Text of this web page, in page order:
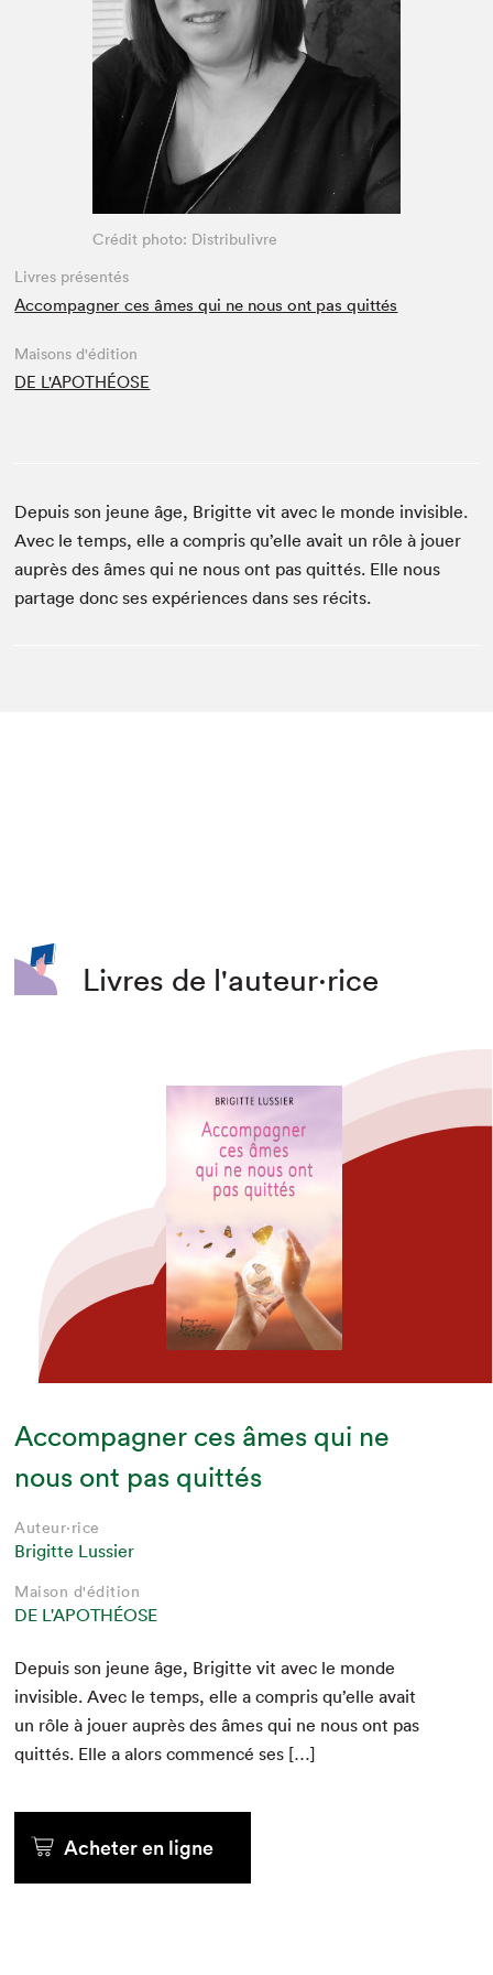
Espace enseignant·e·s
Espace pro
Crédit photo: Distribulivre
Livres présentés
Accompagner ces âmes qui ne nous ont pas quittés
Maisons d'édition
DE L'APOTHÉOSE
Depuis son jeune âge, Brigitte vit avec le monde invisible.
Avec le temps, elle a compris qu’elle avait un rôle à jouer
auprès des âmes qui ne nous ont pas quittés. Elle nous
partage donc ses expériences dans ses récits.
Livres de l'auteur·rice
Accompagner ces âmes qui ne
nous ont pas quittés
Auteur·rice
Brigitte Lussier
Maison d'édition
DE L'APOTHÉOSE
Depuis son jeune âge, Brigitte vit avec le monde
invis­i­ble. Avec le temps, elle a com­pris qu’elle avait
un rôle à jouer auprès des âmes qui ne nous ont pas
quit­tés. Elle a alors com­mencé ses […]
Acheter en ligne